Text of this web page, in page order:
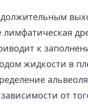
к
жидкости в
от